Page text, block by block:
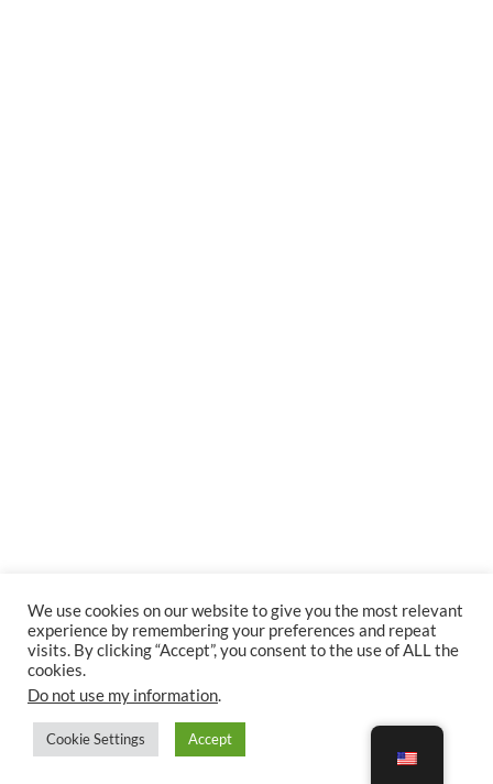
We use cookies on our website to give you the most relevant
experience by remembering your preferences and repeat
visits. By clicking “Accept”, you consent to the use of ALL the
cookies.
Do not use my information.
Cookie Settings Accept